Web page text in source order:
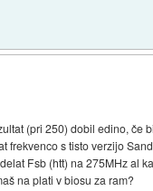
(pri 250) dobil edino,
frekvenco s tisto verzijo
Fsb (htt) na 275MHz al
na plati v biosu za ram?